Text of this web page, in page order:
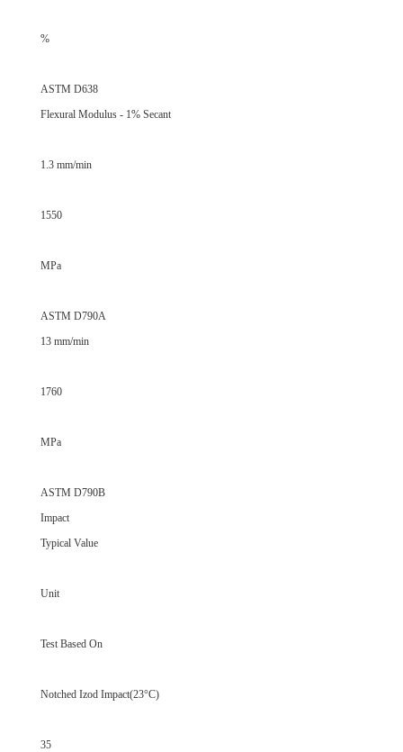
%
ASTM D638
Flexural Modulus - 1% Secant
1.3 mm/min
1550
MPa
ASTM D790A
13 mm/min
1760
MPa
ASTM D790B
Impact
Typical Value
Unit
Test Based On
Notched Izod Impact(23°C)
35